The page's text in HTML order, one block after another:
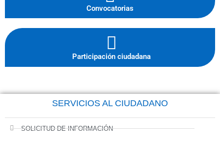
Convocatorias
Participación ciudadana
SERVICIOS AL CIUDADANO
SOLICITUD DE INFORMACIÓN